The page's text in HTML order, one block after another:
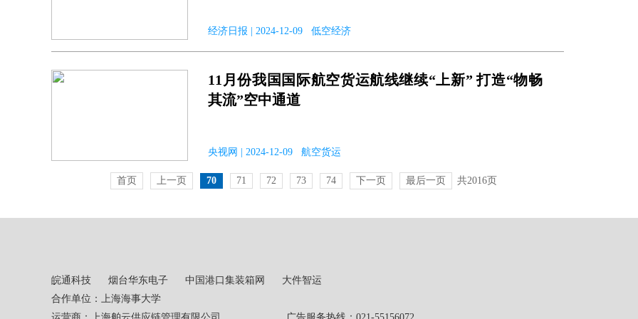
经济日报 | 2024-12-09 低空经济
11月份我国国际航空货运航线继续“上新” 打造“物畅
其流”空中通道
央视网 | 2024-12-09 航空货运
首页 上一页 70 71 72 73 74 下一页 最后一页 共2016页
皖通科技 烟台华东电子 中国港口集装箱网
大件智运
合作单位：上海海事大学